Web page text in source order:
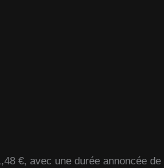
€, avec une durée annoncée de